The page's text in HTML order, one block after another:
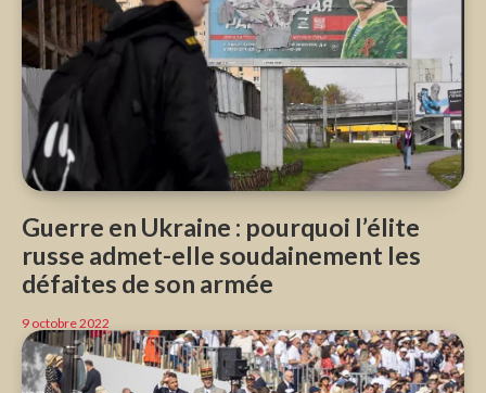
Guerre en Ukraine : pourquoi l’élite
russe admet-elle soudainement les
défaites de son armée
9 octobre 2022